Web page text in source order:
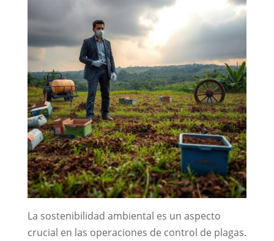
La sostenibilidad ambiental es un aspecto
crucial en las operaciones de control de plagas.